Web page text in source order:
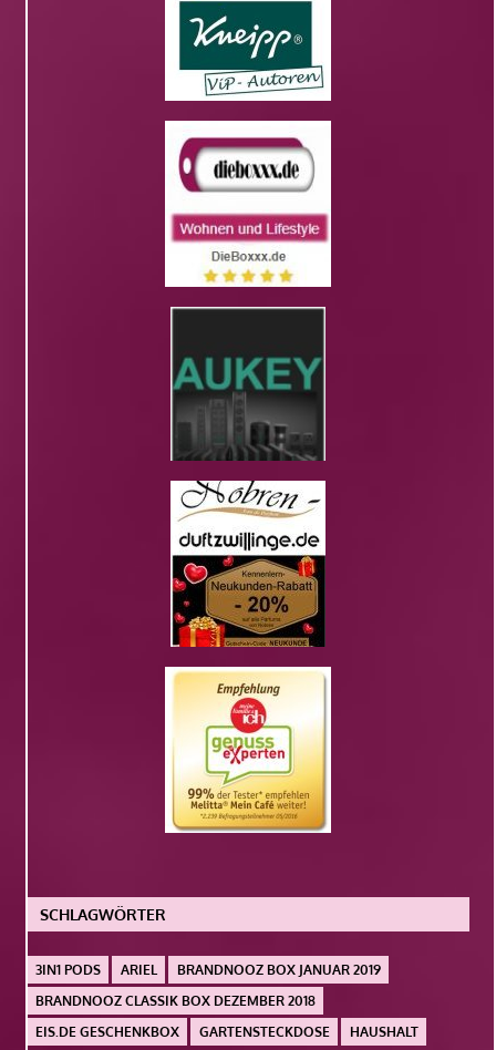
SCHLAGWÖRTER
3IN1 PODS ARIEL
BRANDNOOZ BOX JANUAR 2019
BRANDNOOZ CLASSIK BOX DEZEMBER 2018
EIS.DE GESCHENKBOX
GARTENSTECKDOSE HAUSHALT